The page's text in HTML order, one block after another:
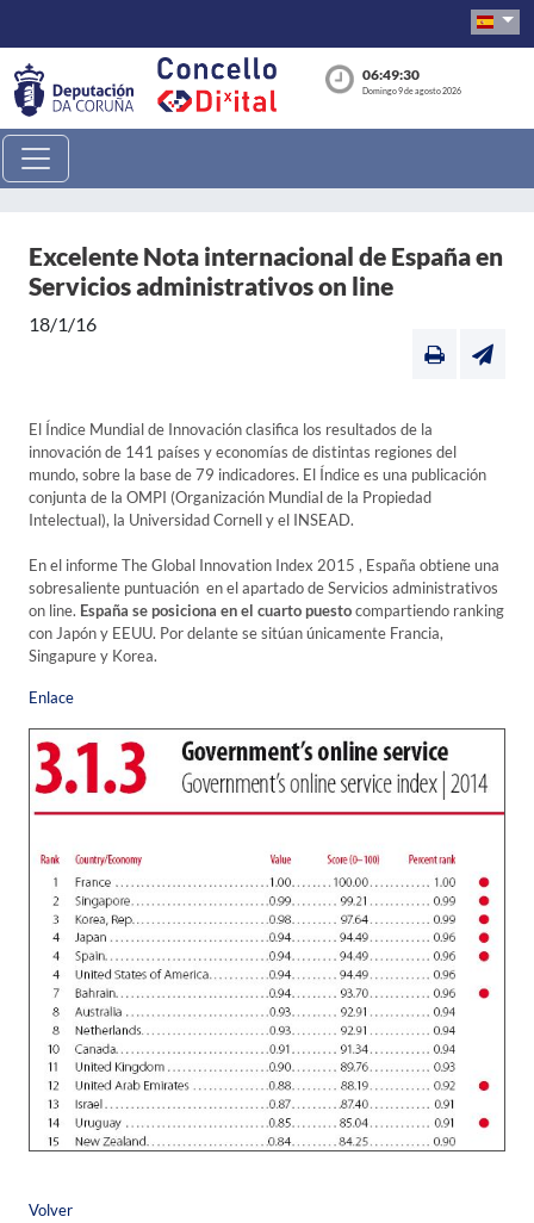
06:49:30
Domingo 9 de agosto 2026
Excelente Nota internacional de España en
Servicios administrativos on line
18/1/16
El Índice Mundial de Innovación clasifica los resultados de la
innovación de 141 países y economías de distintas regiones del
mundo, sobre la base de 79 indicadores. El Índice es una publicación
conjunta de la OMPI (Organización Mundial de la Propiedad
Intelectual), la Universidad Cornell y el INSEAD.
En el informe The Global Innovation Index 2015 , España obtiene una
sobresaliente puntuación en el apartado de Servicios administrativos
on line. España se posiciona en el cuarto puestocompartiendo ranking
con Japón y EEUU. Por delante se sitúan únicamente Francia,
Singapure y Korea.
Enlace
Volver